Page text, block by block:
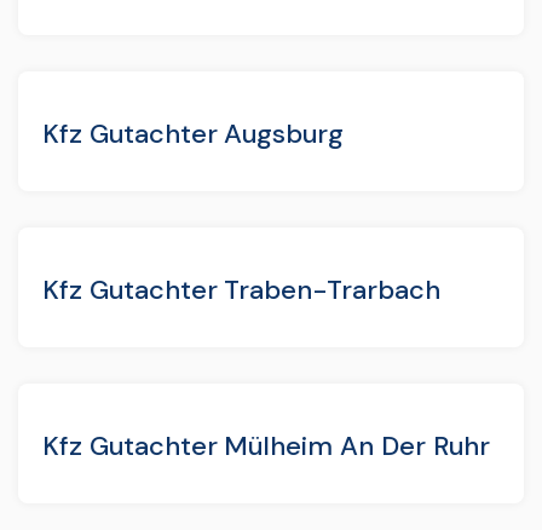
Kfz Gutachter Augsburg
Kfz Gutachter Traben-Trarbach
Kfz Gutachter Mülheim An Der Ruhr